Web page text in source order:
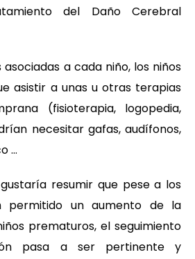
del Daño Cerebral
asociadas a cada niño, los niños
asistir a unas u otras terapias
(fisioterapia, logopedia,
necesitar gafas, audífonos,
…
resumir que pese a los
permitido un aumento de la
prematuros, el seguimiento
pasa a ser pertinente y